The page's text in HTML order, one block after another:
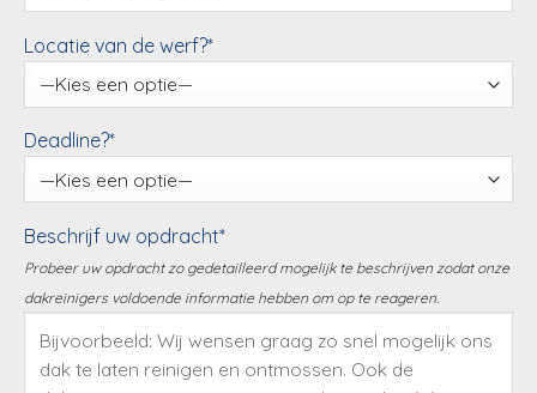
Locatie van de werf?*
Deadline?*
Beschrijf uw opdracht*
Probeer uw opdracht zo gedetailleerd mogelijk te beschrijven zodat onze
dakreinigers voldoende informatie hebben om op te reageren.